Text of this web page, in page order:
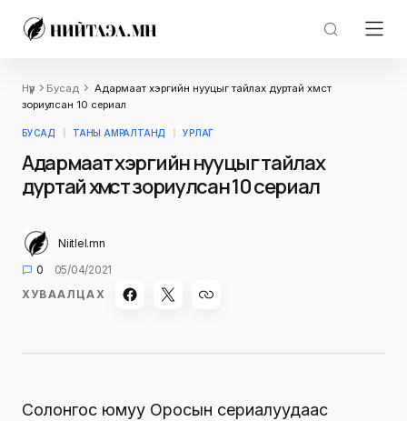
Нүүр Бусад
Адармаат хэргийн нууцыг тайлах дуртай хүмүүст
зориулсан 10 сериал
БУСАД ТАНЫ АМРАЛТАНД УРЛАГ
Адармаат хэргийн нууцыг тайлах
дуртай хүмүүст зориулсан 10 сериал
Niitlel.mn
0
05/04/2021
ХУВААЛЦАХ
Солонгос юмуу Оросын сериалуудаас